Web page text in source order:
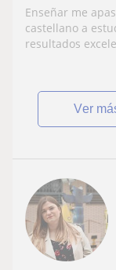
Enseñar me
castellano a
resultados
ver